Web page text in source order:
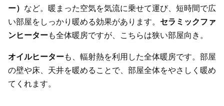
ー） など。暖まった空気を気流に乗せて運び、短時間で広
い部屋をしっかり暖める効果があります。 セラミックファ
ンヒーターも全体暖房ですが、こちらは狭い部屋向き。
オイルヒーターも、輻射熱を利用した全体暖房です。部屋
の壁や床、天井を暖めることで、部屋全体をやさしく暖め
てくれます。